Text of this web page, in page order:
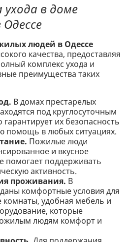
в доме
людей в Одессе
качества, предоставляя
комплекс ухода и
преимущества таких
В домах престарелых
под круглосуточным
их безопасность
помощь в любых ситуациях.
Пожилые люди
и вкусное
помогает поддерживать
активность.
проживания. В
комфортные условия для
удобная мебель и
которые
людям комфорт и